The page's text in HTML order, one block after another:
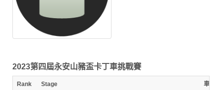
2023第四屆永安山豬盃卡丁車挑戰賽
Rank Stage 車號